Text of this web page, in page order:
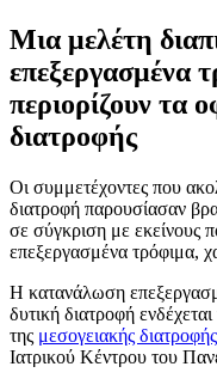
Μια μελέτη
επεξεργασμένα
περιορίζουν τα
διατροφής
Οι συμμετέχοντες που
διατροφή παρουσίασαν
σε σύγκριση με εκείνους
επεξεργασμένα τρόφιμα,
Η κατανάλωση
δυτική διατροφή
της μεσογειακής διατροφής
Ιατρικού Κέντρου του